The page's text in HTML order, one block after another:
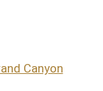
Canyon